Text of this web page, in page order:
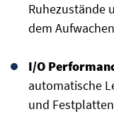
Ruhezustände
dem
I/O
automatische
und